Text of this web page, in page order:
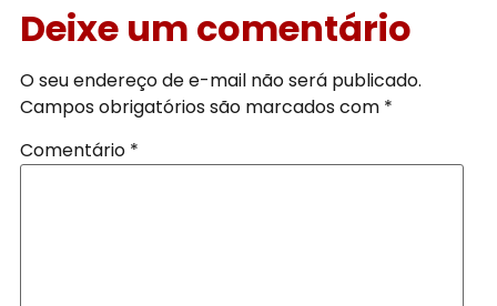
Deixe um comentário
O seu endereço de e-mail não será publicado.
Campos obrigatórios são marcados com *
Comentário *